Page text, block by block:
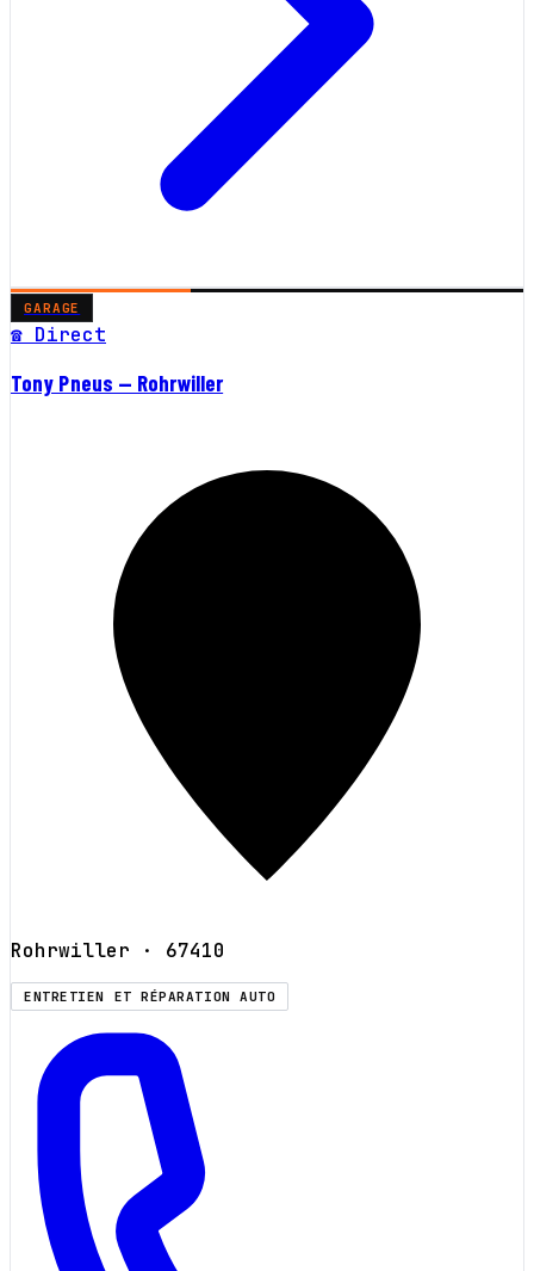
GARAGE
☎ Direct
Tony Pneus — Rohrwiller
Rohrwiller · 67410
ENTRETIEN ET RÉPARATION AUTO